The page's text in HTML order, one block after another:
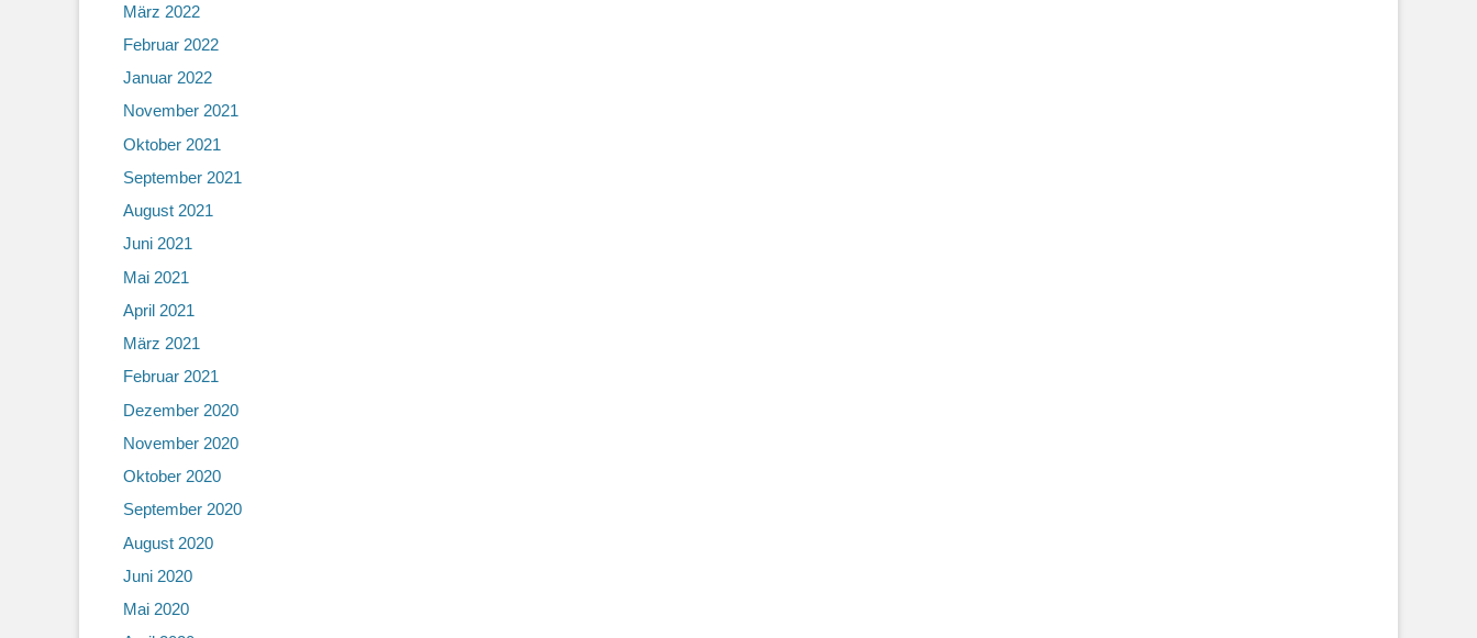
März 2022
Februar 2022
Januar 2022
November 2021
Oktober 2021
September 2021
August 2021
Juni 2021
Mai 2021
April 2021
März 2021
Februar 2021
Dezember 2020
November 2020
Oktober 2020
September 2020
August 2020
Juni 2020
Mai 2020